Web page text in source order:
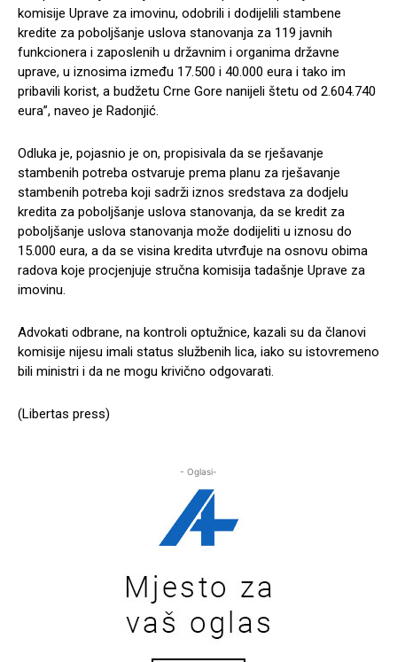
komisije Uprave za imovinu, odobrili i dodijelili stambene
kredite za poboljšanje uslova stanovanja za 119 javnih
funkcionera i zaposlenih u državnim i organima državne
uprave, u iznosima između 17.500 i 40.000 eura i tako im
pribavili korist, a budžetu Crne Gore nanijeli štetu od 2.604.740
eura”, naveo je Radonjić.
Odluka je, pojasnio je on, propisivala da se rješavanje
stambenih potreba ostvaruje prema planu za rješavanje
stambenih potreba koji sadrži iznos sredstava za dodjelu
kredita za poboljšanje uslova stanovanja, da se kredit za
poboljšanje uslova stanovanja može dodijeliti u iznosu do
15.000 eura, a da se visina kredita utvrđuje na osnovu obima
radova koje procjenjuje stručna komisija tadašnje Uprave za
imovinu.
Advokati odbrane, na kontroli optužnice, kazali su da članovi
komisije nijesu imali status službenih lica, iako su istovremeno
bili ministri i da ne mogu krivično odgovarati.
(Libertas press)
- Oglasi-